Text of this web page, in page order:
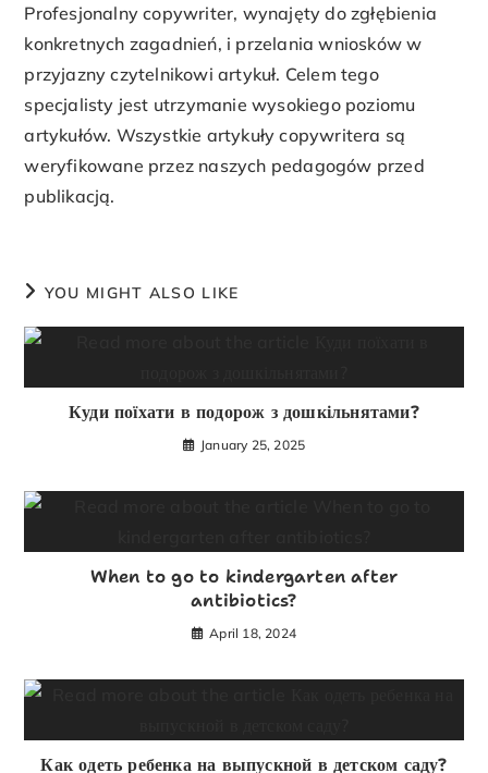
Profesjonalny copywriter, wynajęty do zgłębienia
konkretnych zagadnień, i przelania wniosków w
przyjazny czytelnikowi artykuł. Celem tego
specjalisty jest utrzymanie wysokiego poziomu
artykułów. Wszystkie artykuły copywritera są
weryfikowane przez naszych pedagogów przed
publikacją.
YOU MIGHT ALSO LIKE
Куди поїхати в подорож з дошкільнятами?
January 25, 2025
When to go to kindergarten after
antibiotics?
April 18, 2024
Как одеть ребенка на выпускной в детском саду?